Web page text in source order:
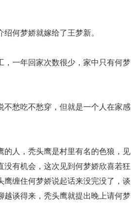
何梦娇就嫁给了王梦新。
，一年回家次数很少，家中只有何梦
不愁吃不愁穿，但就是一个人在家感
的人，秃头鹰是村里有名的色狼，见
有机会，这次见到何梦娇欣喜若狂
缠住何梦娇说起话来没完没了，谈
越谈得来，秃头鹰就提出晚上请何梦